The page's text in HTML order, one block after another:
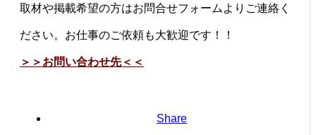
取材や掲載希望の方はお問合せフォームよりご連絡く
ださい。お仕事のご依頼も大歓迎です！！
＞＞お問い合わせ先＜＜
Share